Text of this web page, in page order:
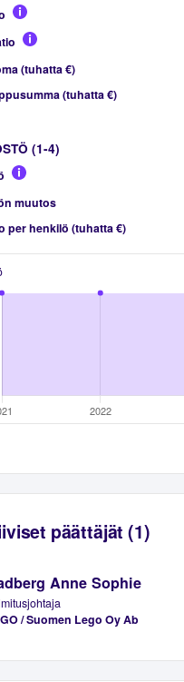
(tuhatta €)
(tuhatta €)
(1-4)
muutos
per henkilö (tuhatta €)
päättäjät (1)
Anne Sophie
/ Suomen Lego Oy Ab